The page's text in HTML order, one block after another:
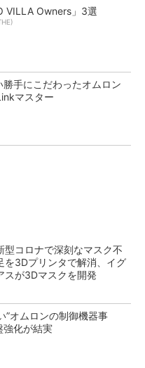
VILLA Owners」3選
手にこだわったオムロン
マスター
型コロナで深刻なマスク不
を3Dプリンタで解消、イグ
スが3Dマスクを開発
”オムロンの制御機器事
強化が結実